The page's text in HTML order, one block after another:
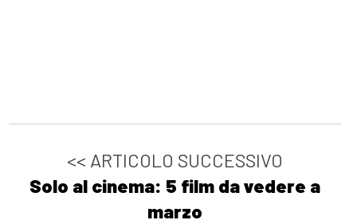
<< ARTICOLO SUCCESSIVO
Solo al cinema: 5 film da vedere a
marzo